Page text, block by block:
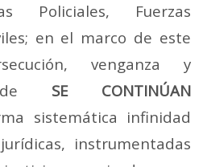
Policiales, Fuerzas
en el marco de este
venganza y
SE CONTINÚAN
sistemática infinidad
instrumentadas